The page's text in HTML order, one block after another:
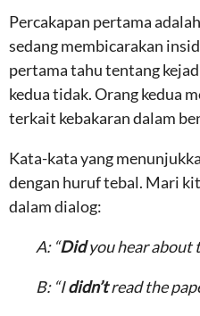
Percakapan pertama
sedang membicarakan
pertama tahu tentang
kedua tidak. Orang kedua
terkait kebakaran dalam
Kata-kata yang
dengan huruf tebal. Mari
dalam dialog:
A: “Didyou hear about
B: “Ididn’tread the